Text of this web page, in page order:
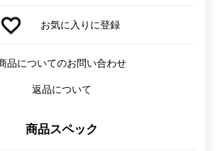
お気に入りに登録
品についてのお問い合わせ
返品について
商品スペック